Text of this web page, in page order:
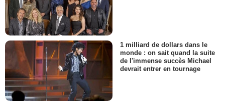
1 milliard de dollars dans le
monde : on sait quand la suite
de l'immense succès Michael
devrait entrer en tournage